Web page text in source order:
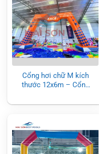
Cổng hơi chữ M kích
thước 12x6m – Cổng